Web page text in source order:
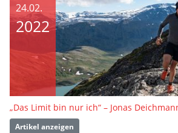
24.02.
2022
Artikel anzeigen